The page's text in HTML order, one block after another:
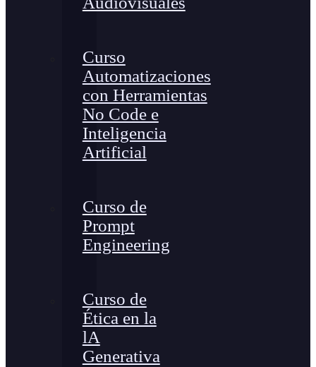
Curso
Automatizaciones
con Herramientas
No Code e
Inteligencia
Artificial
Curso de
Prompt
Engineering
Curso de
Ética en la
lA
Generativa